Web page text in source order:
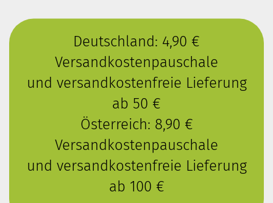
Deutschland: 4,90 €
Versandkostenpauschale
und versandkostenfreie Lieferung
ab 50 €
Österreich: 8,90 €
Versandkostenpauschale
und versandkostenfreie Lieferung
ab 100 €